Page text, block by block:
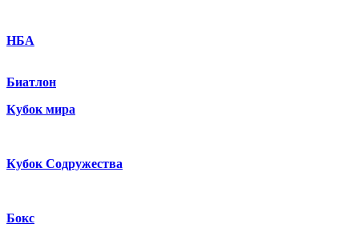
НБА
Биатлон
Кубок мира
Кубок Содружества
Бокс